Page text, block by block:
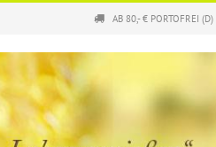
AB 80,- € PORTOFREI (D)